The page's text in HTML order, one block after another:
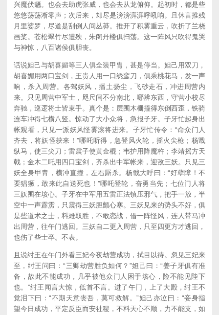
兴魔伏魉。也会去助虎张威，也会去从龙俯仰。起初时，都是些
悠悠荡荡淅零声；次后来，却尽是滂滂湃湃呼吼响。且休言推残
月里娑罗，尽道是刮倒人间丛莽。推开了积雾重云，吹折了兰桡
画桨。苍松翠竹尽遭殃，朱阁丹楼俱扫荡。这一阵风只吹得鬼哭
与神惊，八百诸侯俱胆丧。
话说妲己与胡喜媚等三人俱全装甲胄，甚是停当。妲己用双刀，
胡喜媚用两口宝剑，王贵人用一口绣鸾刀，俱乘桃花马，发一声
响，杀入周营。各驾妖风，播土扬尘，飞砂走石，冲进周营内
来。只见周营中军士，咫尺间不分南北，哪辨东西，守营小校尽
奔驰，巡逻将士皆束手。真个是：层围木栅撞得东倒西歪，铁骑
连车冲得七横八竖。惊动了大小众将，急报子牙。子牙忙起身出
帐观看，只见一派妖风怪雾滚将进来。子牙忙传令：“命众门人
齐去，将妖怪获来！”哪吒听得，急登风火轮，摇火尖枪；杨戬
纵马，使三尖刀；雷震子使黄金棍；韦护用降魔杵；李靖摇方天
戟；金木二吒用四口宝剑，齐杀出中军帐来，迎敌三妖。只见三
妖全身甲胄，横冲直撞，左右厮杀。杨戬大呼曰：“好孽障！不
要猖獗，敢来此自送死也！”哪吒登轮，奋勇当先；七位门人将
三妖围在垓心。子牙在中军用五雷正法镇压邪气，把手一放，半
空中一声霹雳，只震得三妖胆颤心寒。三妖见来的势头不好，俱
是些道术之士，料难取胜，不敢恋战，借一阵怪风，连人带马冲
出周营，往午门逃回。三妖自二更入周营，只至四更方才逃回，
也伤了些士卒。不表。
且说纣王在午门外看三妃今夜劫营成功，拭目以待。忽见三妃来
至，纣王问曰：“三卿劫营胜负如何？”妲己曰：“姜子牙俱有准
备，故此不能成功，几乎被他众门人困于垓心，险不能见陛下
也。”纣王闻言大惊，低首不言。进了午门，上了大殿，纣王不
觉泪下曰：“不期天意丧吾，莫可救解。”妲己亦泣曰：“妾身指
望今日成功，平定反臣而安社稷，不料天心不顺，力不能支，如